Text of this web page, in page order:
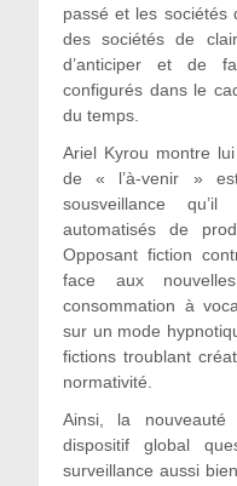
passé et les sociétés
des sociétés de
d’anticiper et de
configurés dans le
du temps.
Ariel Kyrou montre
de « l’à-venir »
sousveillance
automatisés de
Opposant fiction
face aux
consommation à
sur un mode
fictions troublant
normativité.
Ainsi, la
dispositif global
surveillance aussi